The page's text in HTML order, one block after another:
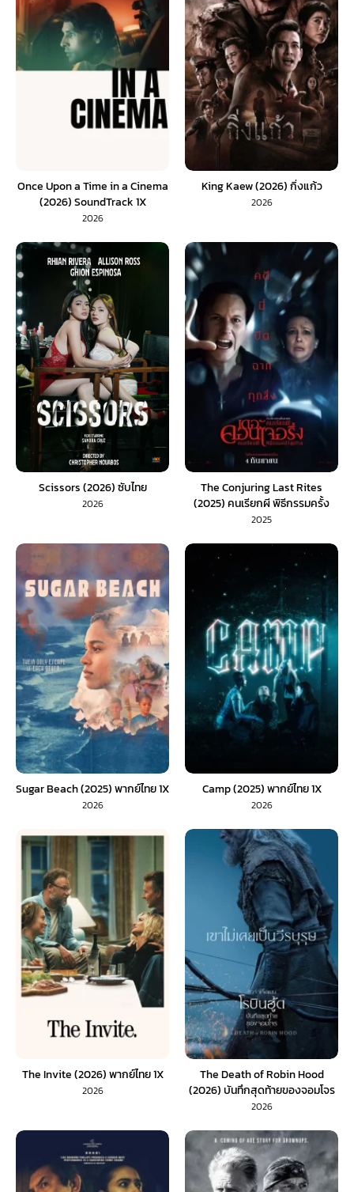
Once Upon a Time in a Cinema
(2026) SoundTrack 1X
2026
King Kaew (2026) กิ่งแก้ว
2026
Scissors (2026) ซับไทย
2026
The Conjuring Last Rites
(2025) คนเรียกผี พิธีกรรมครั้ง
สุดท้าย (พากย์ไทย)
2025
Sugar Beach (2025) พากย์ไทย 1X
2026
Camp (2025) พากย์ไทย 1X
2026
The Invite (2026) พากย์ไทย 1X
2026
The Death of Robin Hood
(2026) บันทึกสุดท้ายของจอมโจร
(พากย์ไทย) 1X
2026